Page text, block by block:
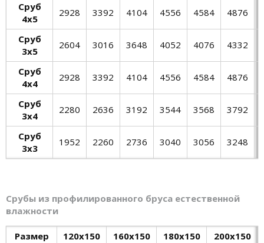
Сруб
4х5
2928 3392 4104 4556 4584 4876
Сруб
3х5
2604 3016 3648 4052 4076 4332
Сруб
4х4
2928 3392 4104 4556 4584 4876
Сруб
3х4
2280 2636 3192 3544 3568 3792
Сруб
3х3
1952 2260 2736 3040 3056 3248
Срубы из профилированного бруса естественной
влажности
Размер 120х150 160х150 180х150
200х150